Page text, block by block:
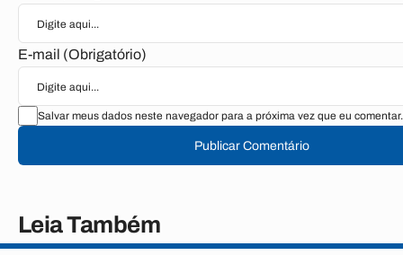
E-mail (Obrigatório)
Salvar meus dados neste navegador para a próxima vez que eu comentar.
Publicar Comentário
Leia Também